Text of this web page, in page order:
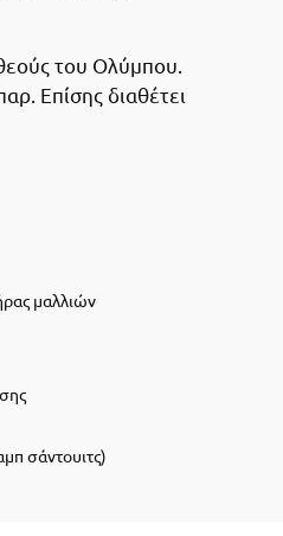
του Ολύμπου.
Επίσης διαθέτει
μαλλιών
σάντουιτς)